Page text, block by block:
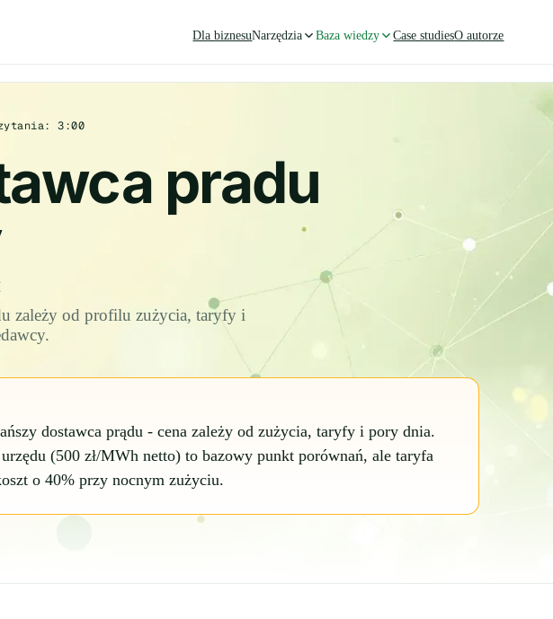
Dla biznesuNarzędzia Baza wiedzy Case studiesO autorze
3:00
pradu
zależy od profilu zużycia, taryfy i
dostawca prądu - cena zależy od zużycia, taryfy i pory dnia.
(500 zł/MWh netto) to bazowy punkt porównań, ale taryfa
o 40% przy nocnym zużyciu.